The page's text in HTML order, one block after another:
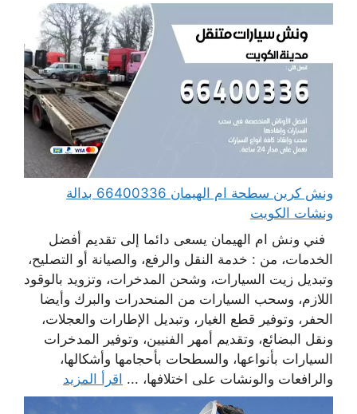
ونش كرين سطحة ام الهيمان 66400336 بدالة
ونشات الكويت
فني ونش ام الهيمان يسعى دائما إلى تقديم أفضل
الخدمات، من : خدمة النقل والرفع، والصيانة أو التصليح،
وتبديل زيت السيارات، وشحن المدخرات، وتزويد بالوقود
اللازم، وسحب السيارات من المنحدرات والبرك وأيضا
الحفر، وتوفير قطع الغيار، وتبديل الإطارات والعجلات،
ونقل البضائع، وتقديم أمهر الفنيين، وتوفير المدخرات
السيارات بأنواعها، والسطحات بأحجامها وأشكالها،
والرافعات والونشات على اختلافها، ... اقرأ المزيد